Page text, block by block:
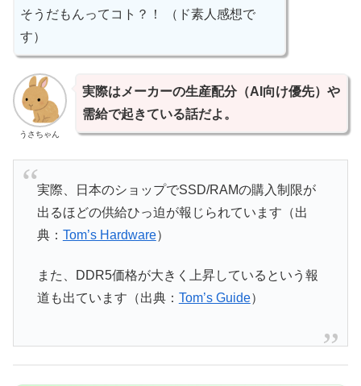
そうだもんってコト？！ （ド素人感想で
す）
うさちゃん
実際はメーカーの生産配分（AI向け優先）や
需給で起きている話だよ。
実際、日本のショップでSSD/RAMの購入制限が
出るほどの供給ひっ迫が報じられています（出
典： Tom’s Hardware）
また、DDR5価格が大きく上昇しているという報
道も出ています（出典： Tom’s Guide）